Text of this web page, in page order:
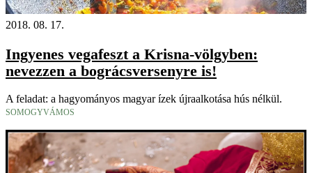
2018. 08. 17.
Ingyenes vegafeszt a Krisna-völgyben:
nevezzen a bográcsversenyre is!
A feladat: a hagyományos magyar ízek újraalkotása hús nélkül.
SOMOGYVÁMOS